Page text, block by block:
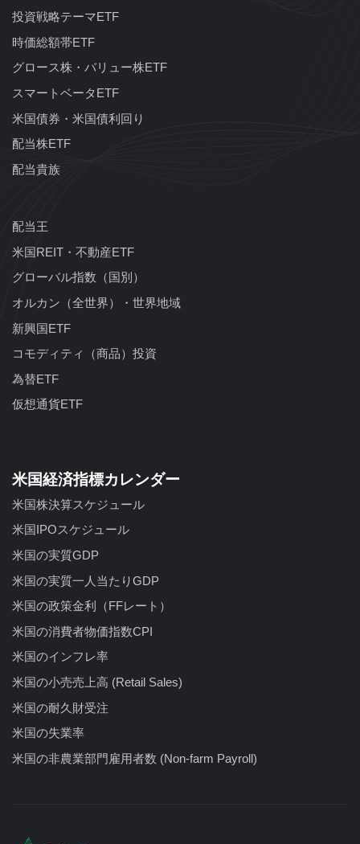
投資戦略テーマETF
時価総額帯ETF
グロース株・バリュー株ETF
スマートベータETF
米国債券・米国債利回り
配当株ETF
配当貴族
配当王
米国REIT・不動産ETF
グローバル指数（国別）
オルカン（全世界）・世界地域
新興国ETF
コモディティ（商品）投資
為替ETF
仮想通貨ETF
米国経済指標カレンダー
米国株決算スケジュール
米国IPOスケジュール
米国の実質GDP
米国の実質一人当たりGDP
米国の政策金利（FFレート）
米国の消費者物価指数CPI
米国のインフレ率
米国の小売売上高 (Retail Sales)
米国の耐久財受注
米国の失業率
米国の非農業部門雇用者数 (Non-farm Payroll)